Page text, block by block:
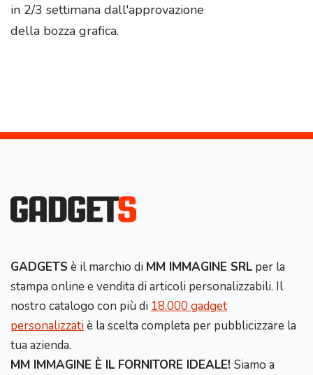
in 2/3 settimana dall'approvazione
della bozza grafica.
GADGETS è il marchio di MM IMMAGINE SRL per la
stampa online e vendita di articoli personalizzabili. Il
nostro catalogo con più di 18.000 gadget
personalizzatiè la scelta completa per pubblicizzare la
tua azienda.
MM IMMAGINE È IL FORNITORE IDEALE! Siamo a